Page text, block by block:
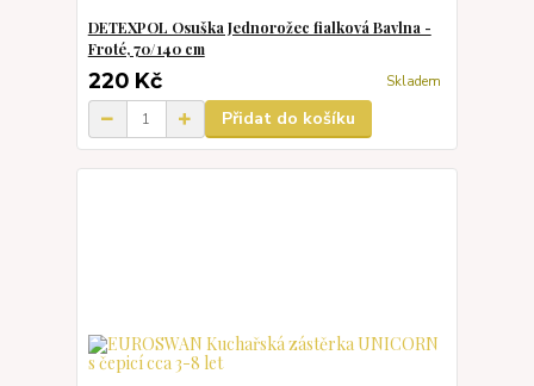
DETEXPOL Osuška Jednorožec fialková Bavlna -
Froté, 70/140 cm
220 Kč Skladem
Přidat do košíku